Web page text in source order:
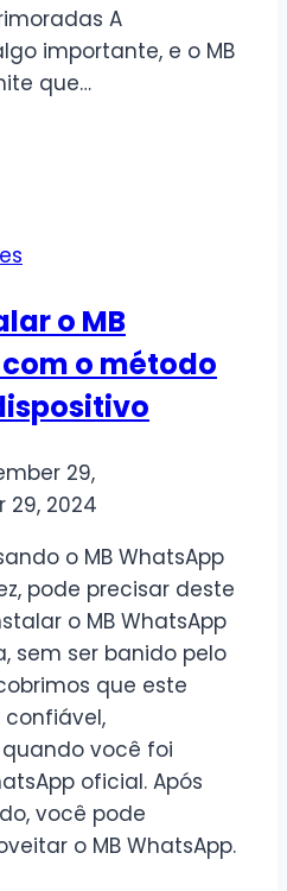
A
importante, e o MB
que…
o MB
o método
29,
29, 2024
o MB WhatsApp
pode precisar deste
o MB WhatsApp
sem ser banido pelo
que este
você foi
oficial. Após
você pode
o MB WhatsApp.